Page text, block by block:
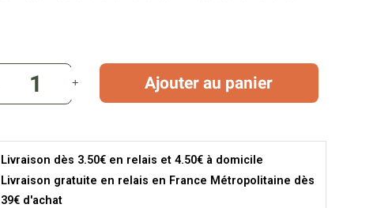
Ajouter au panier
Livraison dès 3.50€ en relais et 4.50€ à domicile
Livraison gratuite en relais en France Métropolitaine dès
39€ d'achat